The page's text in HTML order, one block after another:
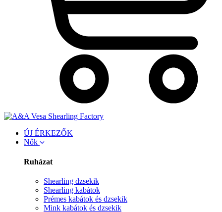
ÚJ ÉRKEZŐK
Nők
Ruházat
Shearling dzsekik
Shearling kabátok
Prémes kabátok és dzsekik
Mink kabátok és dzsekik